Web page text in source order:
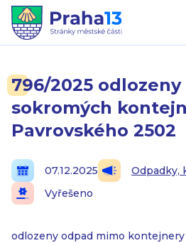
796/2025
sokromých
Pavrovského 2502
07.12.2025
Odpadky,
Vyřešeno
odlozeny odpad mimo kontejnery